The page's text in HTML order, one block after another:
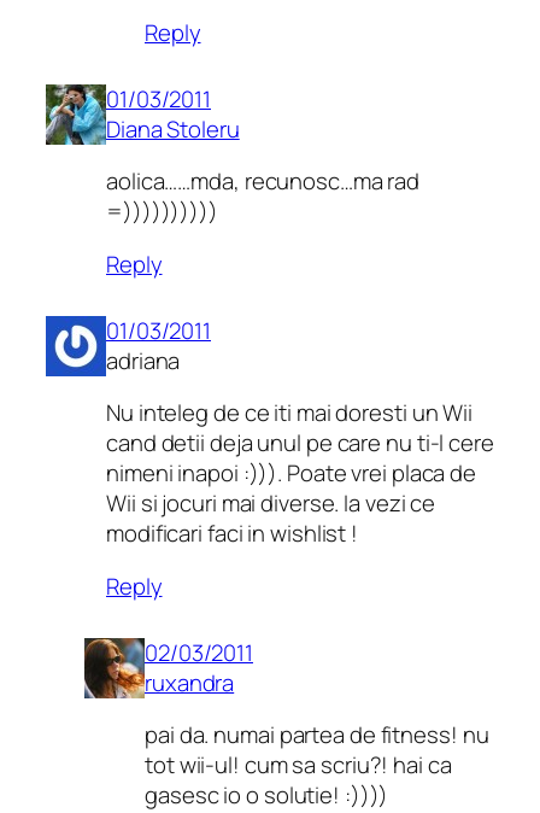
Reply
01/03/2011
Diana Stoleru
aolica……mda, recunosc…ma rad
=))))))))))
Reply
01/03/2011
adriana
Nu inteleg de ce iti mai doresti un Wii
cand detii deja unul pe care nu ti-l cere
nimeni inapoi :))). Poate vrei placa de
Wii si jocuri mai diverse. Ia vezi ce
modificari faci in wishlist !
Reply
02/03/2011
ruxandra
pai da. numai partea de fitness! nu
tot wii-ul! cum sa scriu?! hai ca
gasesc io o solutie! :))))